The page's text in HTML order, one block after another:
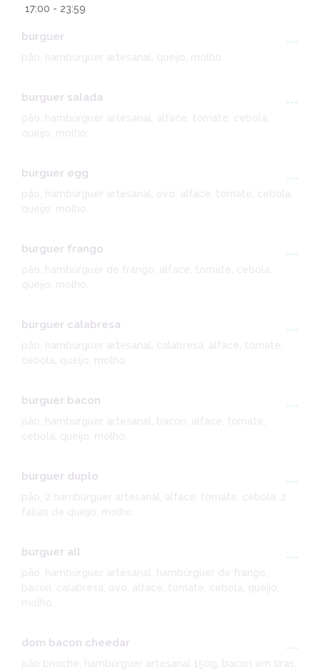
17:00 - 23:59
burguer
---
burguer salada
---
pão, hambúrguer artesanal, alface, tomate, cebola,
burguer egg
---
pão, hambúrguer artesanal, ovo, alface, tomate, cebola,
burguer frango
---
pão, hambúrguer de frango, alface, tomate, cebola,
burguer calabresa
---
pão, hambúrguer artesanal, calabresa, alface, tomate,
cebola, queijo, molho.
burguer bacon
---
pão, hambúrguer artesanal, bacon, alface, tomate,
cebola, queijo, molho.
burguer duplo
---
pão, 2 hambúrguer artesanal, alface, tomate, cebola, 2
burguer all
---
bacon, calabresa, ovo, alface, tomate, cebola, queijo,
dom bacon cheedar
---
pão brioche, hambúrguer artesanal 150g, bacon em tiras,